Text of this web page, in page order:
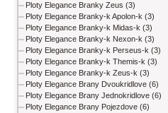
Ploty Elegance Branky Zeus (3)
Ploty Elegance Branky-k Apolon-k (3)
Ploty Elegance Branky-k Midas-k (3)
Ploty Elegance Branky-k Nexon-k (3)
Ploty Elegance Branky-k Perseus-k (3)
Ploty Elegance Branky-k Themis-k (3)
Ploty Elegance Branky-k Zeus-k (3)
Ploty Elegance Brany Dvoukridlove (6)
Ploty Elegance Brany Jednokridlove (6)
Ploty Elegance Brany Pojezdove (6)